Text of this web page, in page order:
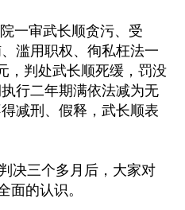
一审武长顺贪污、受
滥用职权、徇私枉法一
，判处武长顺死缓，罚没
行二年期满依法减为无
减刑、假释，武长顺表
决三个多月后，大家对
面的认识。